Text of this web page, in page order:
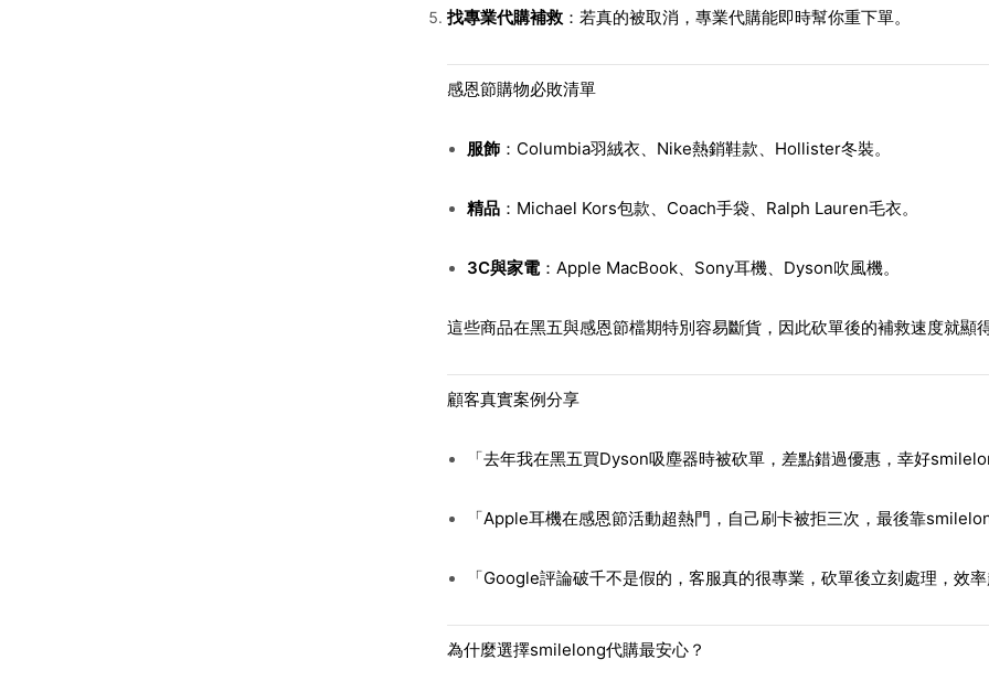
找專業代購補救：若真的被取消，專業代購能即時幫你重下單。
感恩節購物必敗清單
服飾：Columbia羽絨衣、Nike熱銷鞋款、Hollister冬裝。
精品：Michael Kors包款、Coach手袋、Ralph Lauren毛衣。
3C與家電：Apple MacBook、Sony耳機、Dyson吹風機。
這些商品在黑五與感恩節檔期特別容易斷貨，因此砍單後的補救速度就顯得
顧客真實案例分享
「去年我在黑五買Dyson吸塵器時被砍單，差點錯過優惠，幸好
「Apple耳機在感恩節活動超熱門，自己刷卡被拒三次，最後靠
「Google評論破千不是假的，客服真的很專業，砍單後立刻處理，效率
為什麼選擇smilelong代購最安心？